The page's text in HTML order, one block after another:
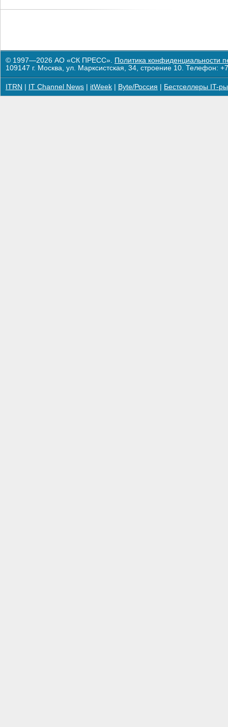
© 1997—2026 АО «СК ПРЕСС». Политика конфиденциальности
109147 г. Москва, ул. Марксистская, 34, строение 10. Телефон:
ITRN IT Channel News itWeek Byte/Россия Бестселлеры IT-